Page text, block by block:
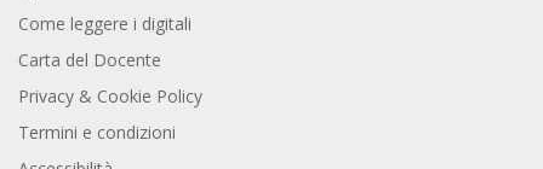
Come leggere i digitali
Carta del Docente
Privacy & Cookie Policy
Termini e condizioni